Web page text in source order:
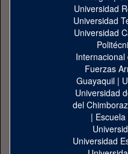
Universidad
Universidad
Universidad
Fuerzas
Guayaquil|
Universidad
del
|
Universidad